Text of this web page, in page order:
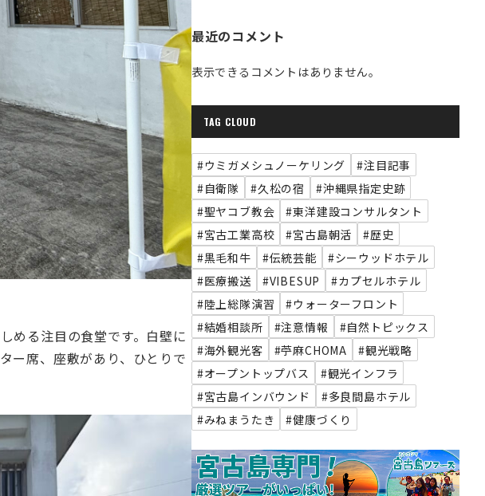
める注目の食堂です。白壁に
ー席、座敷があり、ひとりで
最近のコメント
表示できるコメントはありません。
TAG CLOUD
#ウミガメシュノーケリング
#注目記事
#自衛隊
#久松の宿
#沖縄県指定史跡
#聖ヤコブ教会
#東洋建設コンサルタント
#宮古工業高校
#宮古島朝活
#歴史
#黒毛和牛
#伝統芸能
#シーウッドホテル
#医療搬送
#VIBESUP
#カプセルホテル
#陸上総隊演習
#ウォーターフロント
#結婚相談所
#注意情報
#自然トピックス
#海外観光客
#苧麻CHOMA
#観光戦略
#オープントップバス
#観光インフラ
#宮古島インバウンド
#多良間島ホテル
#みねまうたき
#健康づくり